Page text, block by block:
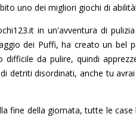
uno dei migliori giochi di abilità!
in un'avventura di
dei Puffi, ha creato un bel
da pulire, quindi
detriti disordinati, anche tu
fine della giornata, tutte le case